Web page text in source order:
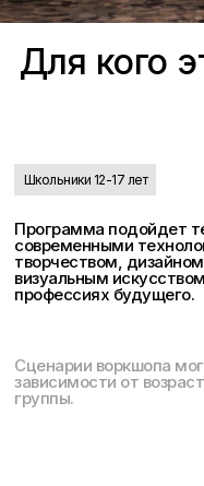
Школьники 12-17 лет
Сценарии воркшопа
зависимости от
группы.
Программа подойдет
современными
творчеством,
визуальным
профессиях будущего.
Для кого